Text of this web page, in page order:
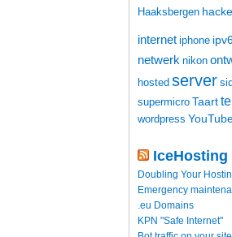
Haaksbergen
internet iphone
netwerk nikon
hosted server
supermicro Taart
wordpress
IceHosting
Doubling Your
Emergency
.eu Domains
KPN "Safe Internet"